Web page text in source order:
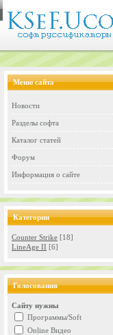
Меню сайта
Новости
Разделы софта
Каталог статей
Форум
Информация о сайте
Категории
Counter Strike [18]
LineAge II [6]
Голосования
Сайту нужны
Программы/Soft
Online Видео